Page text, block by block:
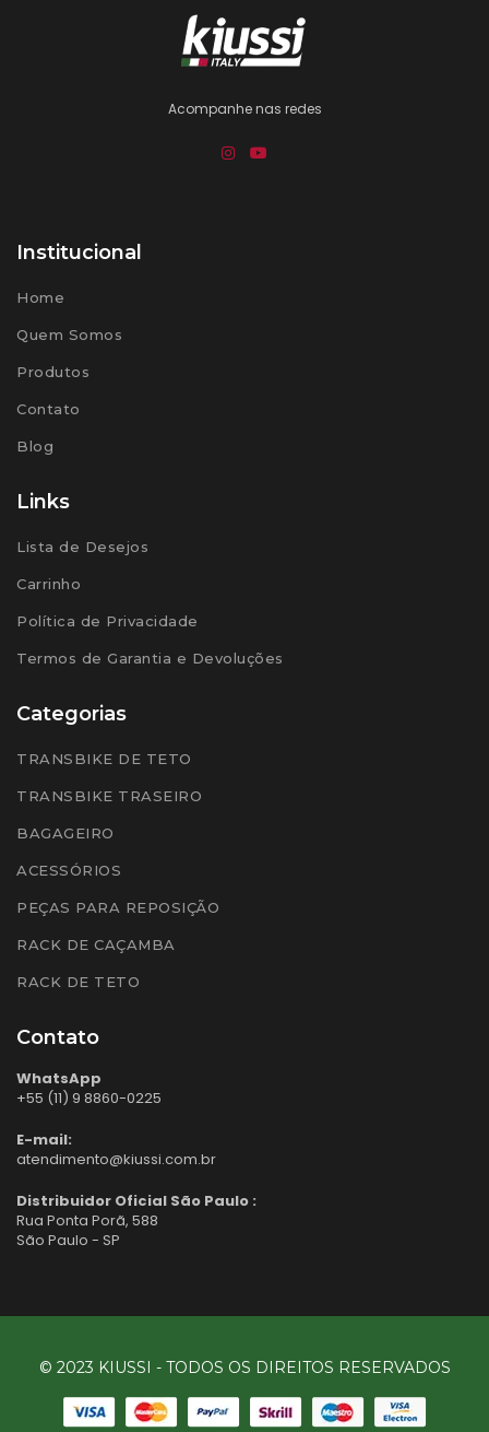
Acompanhe nas redes
Institucional
Home
Quem Somos
Produtos
Contato
Blog
Links
Lista de Desejos
Carrinho
Política de Privacidade
Termos de Garantia e Devoluções
Categorias
TRANSBIKE DE TETO
TRANSBIKE TRASEIRO
BAGAGEIRO
ACESSÓRIOS
PEÇAS PARA REPOSIÇÃO
RACK DE CAÇAMBA
RACK DE TETO
Contato
WhatsApp
+55 (11) 9 8860-0225
E-mail:
atendimento@kiussi.com.br
Distribuidor Oficial São Paulo :
Rua Ponta Porã, 588
São Paulo - SP
© 2023 KIUSSI - TODOS OS DIREITOS RESERVADOS